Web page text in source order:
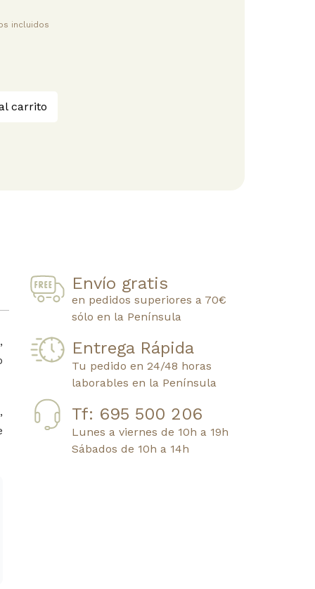
incluidos
carrito
,
Envío gratis
en pedidos superiores a 70€
sólo en la Península
Entrega Rápida
Tu pedido en 24/48 horas
laborables en la Península
Tf: 695 500 206
Lunes a viernes de 10h a 19h
Sábados de 10h a 14h